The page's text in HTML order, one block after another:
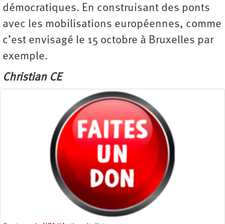
démocratiques. En construisant des ponts
avec les mobilisations européennes, comme
c’est envisagé le 15 octobre à Bruxelles par
exemple.
Christian CE